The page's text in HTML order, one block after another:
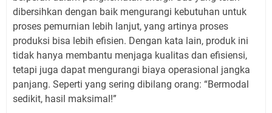
dibersihkan dengan baik mengurangi kebutuhan untuk
proses pemurnian lebih lanjut, yang artinya proses
produksi bisa lebih efisien. Dengan kata lain, produk ini
tidak hanya membantu menjaga kualitas dan efisiensi,
tetapi juga dapat mengurangi biaya operasional jangka
panjang. Seperti yang sering dibilang orang: “Bermodal
sedikit, hasil maksimal!”